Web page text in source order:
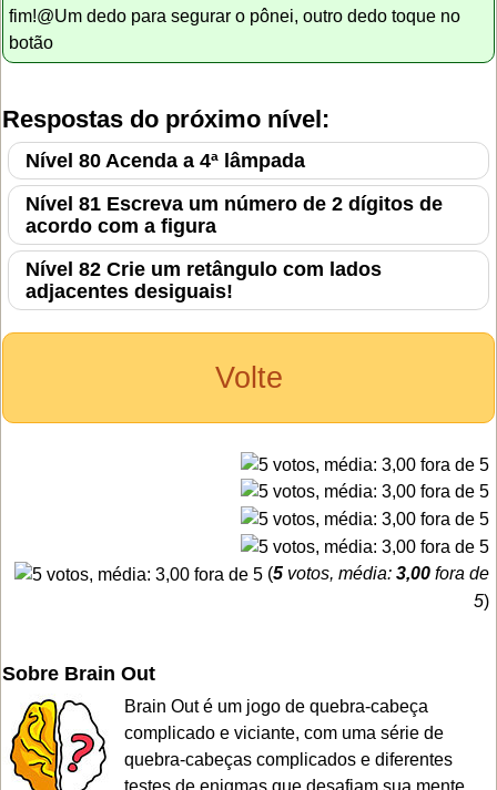
fim!@Um dedo para segurar o pônei, outro dedo toque no
botão
Respostas do próximo nível:
Nível 80 Acenda a 4ª lâmpada
Nível 81 Escreva um número de 2 dígitos de
acordo com a figura
Nível 82 Crie um retângulo com lados
adjacentes desiguais!
Volte
(5 votos, média: 3,00 fora de
5)
Sobre Brain Out
Brain Out é um jogo de quebra-cabeça
complicado e viciante, com uma série de
quebra-cabeças complicados e diferentes
testes de enigmas que desafiam sua mente.